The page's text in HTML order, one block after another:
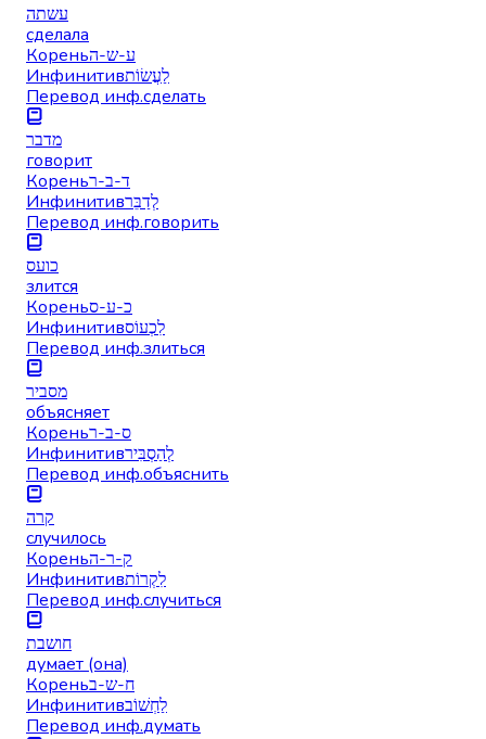
עשתה
сделала
Кореньע-ש-ה
Инфинитивלַעֲשׂוֹת
Перевод инф.сделать
מדבר
говорит
Кореньד-ב-ר
Инфинитивלְדַבֵּר
Перевод инф.говорить
כועס
злится
Кореньכ-ע-ס
Инфинитивלִכְעוֹס
Перевод инф.злиться
מסביר
объясняет
Кореньס-ב-ר
Инфинитивלְהַסְבִּיר
Перевод инф.объяснить
קרה
случилось
Кореньק-ר-ה
Инфинитивלִקְרוֹת
Перевод инф.случиться
חושבת
думает (она)
Кореньח-ש-ב
Инфинитивלַחְשׁוֹב
Перевод инф.думать